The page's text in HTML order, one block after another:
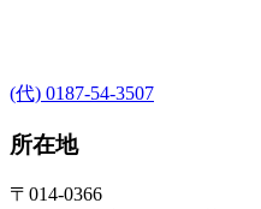
(代) 0187-54-3507
所在地
〒014-0366